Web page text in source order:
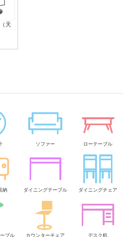
天
ソファー ローテーブル
納 ダイニングテーブル ダイニングチェア
ブル カウンターチェア デスク机